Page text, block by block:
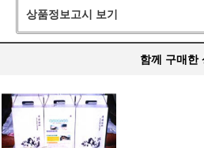
상품정보고시 보기
함께 구매한